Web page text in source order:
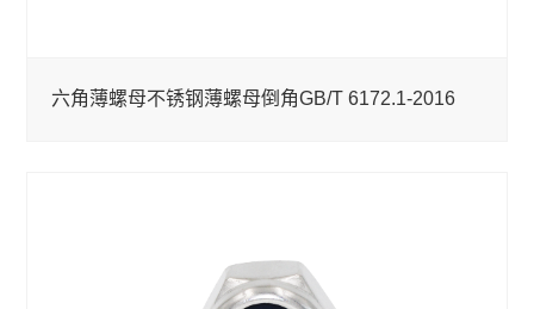
六角薄螺母不锈钢薄螺母倒角GB/T 6172.1-2016